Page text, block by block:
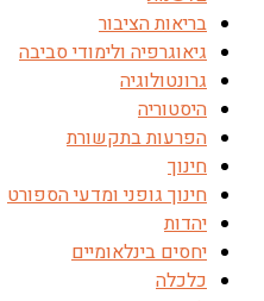
בריאות הציבור
גיאוגרפיה ולימודי סביבה
גרונטולוגיה
היסטוריה
הפרעות בתקשורת
חינוך
חינוך גופני ומדעי הספורט
יהדות
יחסים בינלאומיים
כלכלה